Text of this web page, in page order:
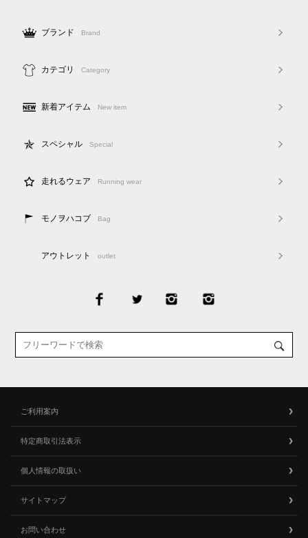
ブランド Brand
カテゴリ Category
新着アイテム New item
スペシャル Special
走れるウェア Running wear
モノヲハコブ Bag
アウトレット outlet
ご利用案内
特定商取引法表示
個人情報の取扱い
サイトマップ
お問い合わせ